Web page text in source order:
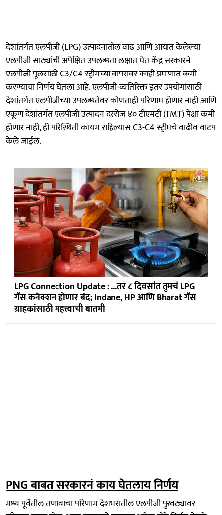
देशांतर्गत एलपीजी (LPG) उत्पादनातील वाढ आणि आयात केलेल्या
एलपीजी साठ्यांची अपेक्षित उपलब्धता लक्षात घेत केंद्र सरकारने
एलपीजी पूलसाठी C3/C4 स्ट्रीमच्या वापरावर काही प्रमाणात कमी
करण्याचा निर्णय घेतला आहे. एलपीजी-व्यतिरिक्त इतर उपयोगांसाठी
देशांतर्गत एलपीजीच्या उपलब्धतेवर कोणताही परिणाम होणार नाही आणि
एकूण देशांतर्गत एलपीजी उत्पादन दररोज ४० टीएमटी (TMT) पेक्षा कमी
होणार नाही, ही परिस्थिती कायम राहिल्यास C3-C4 स्ट्रीमचे वाढीव वाटप
केले जाईल.
LPG Connection Update : ...तर ८ दिवसांत तुमचं LPG
गॅस कनेक्शन होणार बंद; Indane, HP आणि Bharat गॅस
ग्राहकांसाठी महत्त्वाची बातमी
PNG बाबत सरकारनं काय घेतलाय निर्णय
मध्य पूर्वेतील तणावाचा परिणाम देशभरातील एलपीजी पुरवठ्यावर